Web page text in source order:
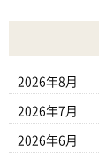
2026年8月
2026年7月
2026年6月